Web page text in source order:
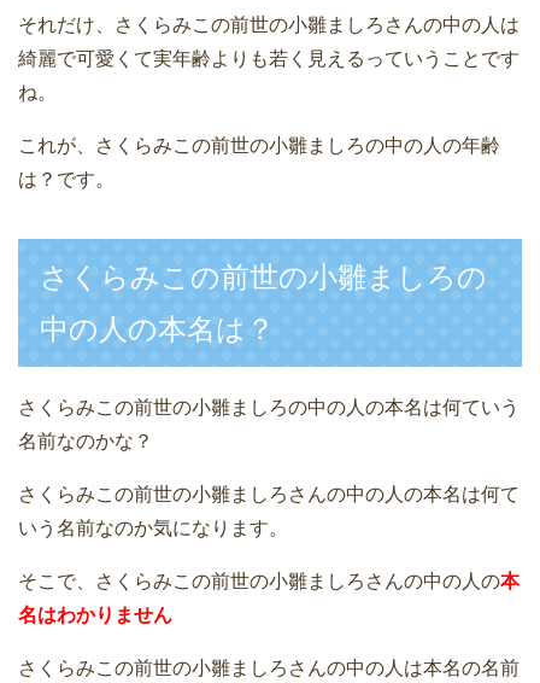
それだけ、さくらみこの前世の小雛ましろさんの中の人は
綺麗で可愛くて実年齢よりも若く見えるっていうことです
ね。
これが、さくらみこの前世の小雛ましろの中の人の年齢
は？です。
さくらみこの前世の小雛ましろの
中の人の本名は？
さくらみこの前世の小雛ましろの中の人の本名は何ていう
名前なのかな？
さくらみこの前世の小雛ましろさんの中の人の本名は何て
いう名前なのか気になります。
そこで、さくらみこの前世の小雛ましろさんの中の人の本
名はわかりません
さくらみこの前世の小雛ましろさんの中の人は本名の名前